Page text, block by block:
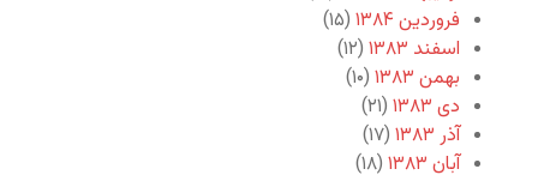
فروردین ۱۳۸۴
(۱۵)
اسفند ۱۳۸۳
(۱۲)
بهمن ۱۳۸۳
(۱۰)
دی ۱۳۸۳
(۲۱)
آذر ۱۳۸۳
(۱۷)
آبان ۱۳۸۳
(۱۸)